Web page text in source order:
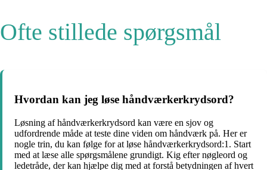
Ofte stillede spørgsmål
Hvordan kan jeg løse håndværkerkrydsord?
Løsning af håndværkerkrydsord kan være en sjov og
udfordrende måde at teste dine viden om håndværk på. Her er
nogle trin, du kan følge for at løse håndværkerkrydsord:1. Start
med at læse alle spørgsmålene grundigt. Kig efter nøgleord og
ledetråde, der kan hjælpe dig med at forstå betydningen af ​​hvert